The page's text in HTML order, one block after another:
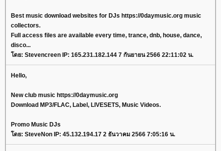
Best music download websites for DJs https://0daymusic.org music
collectors.
Full access files are available every time, trance, dnb, house, dance,
disco...
โดย: Stevencreen IP: 165.231.182.144 7 กันยายน 2566 22:11:02 น.
Hello,
New club music https://0daymusic.org
Download MP3/FLAC, Label, LIVESETS, Music Videos.
Promo Music DJs
โดย: SteveNon IP: 45.132.194.17 2 ธันวาคม 2566 7:05:16 น.